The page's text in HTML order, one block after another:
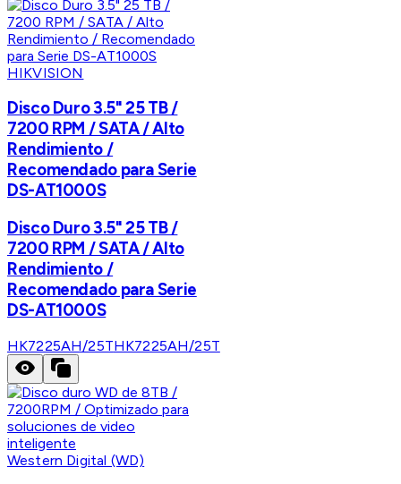
HIKVISION
Disco Duro 3.5" 25 TB /
7200 RPM / SATA / Alto
Rendimiento /
Recomendado para Serie
DS-AT1000S
Disco Duro 3.5" 25 TB /
7200 RPM / SATA / Alto
Rendimiento /
Recomendado para Serie
DS-AT1000S
HK7225AH/25THK7225AH/25T
Western Digital (WD)